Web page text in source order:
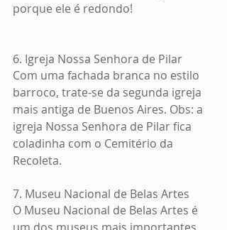
porque ele é redondo!
6. Igreja Nossa Senhora de Pilar
Com uma fachada branca no estilo
barroco, trate-se da segunda igreja
mais antiga de Buenos Aires. Obs: a
igreja Nossa Senhora de Pilar fica
coladinha com o Cemitério da
Recoleta.
7. Museu Nacional de Belas Artes
O Museu Nacional de Belas Artes é